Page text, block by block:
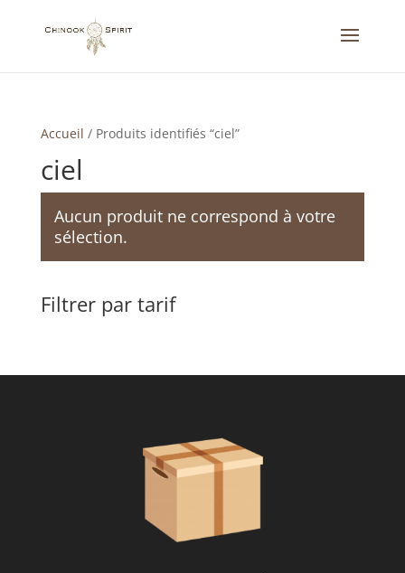
Accueil / Produits identifiés “ciel”
ciel
Aucun produit ne correspond à votre
sélection.
Filtrer par tarif